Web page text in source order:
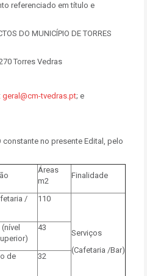
referenciado em título e
DO MUNICÍPIO DE TORRES
Torres Vedras
geral@cm-tvedras.pt; e
constante no presente Edital, pelo
Áreas
m2
Finalidade
/
110
Serviços
(Cafetaria /Bar)
43
de
32